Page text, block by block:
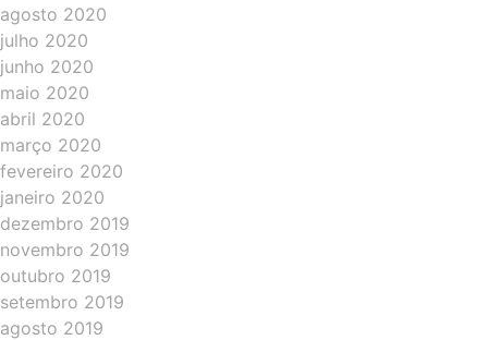
agosto 2020
julho 2020
junho 2020
maio 2020
abril 2020
março 2020
fevereiro 2020
janeiro 2020
dezembro 2019
novembro 2019
outubro 2019
setembro 2019
agosto 2019